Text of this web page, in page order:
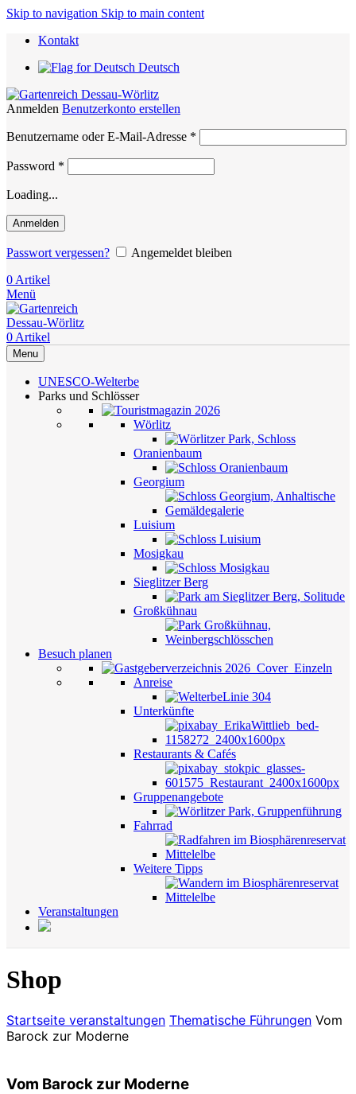
Skip to navigation Skip to main content
Kontakt
Deutsch
Anmelden Benutzerkonto erstellen
Benutzername oder E-Mail-Adresse *
Password *
Loading...
Anmelden
Passwort vergessen?
Angemeldet bleiben
0 Artikel
Menü
0 Artikel
Menu
UNESCO-Welterbe
Parks und Schlösser
Wörlitz
Oranienbaum
Georgium
Luisium
Mosigkau
Sieglitzer Berg
Großkühnau
Besuch planen
Anreise
Unterkünfte
Restaurants & Cafés
Gruppenangebote
Fahrrad
Weitere Tipps
Veranstaltungen
Shop
Startseite veranstaltungen Thematische Führungen Vom
Barock zur Moderne
Vom Barock zur Moderne